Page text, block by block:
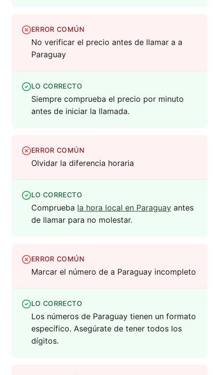
ERROR COMÚN
No verificar el precio antes de llamar a a
Paraguay
LO CORRECTO
Siempre comprueba el precio por minuto
antes de iniciar la llamada.
ERROR COMÚN
Olvidar la diferencia horaria
LO CORRECTO
Comprueba la hora local en Paraguay antes
de llamar para no molestar.
ERROR COMÚN
Marcar el número de a Paraguay incompleto
LO CORRECTO
Los números de Paraguay tienen un formato
específico. Asegúrate de tener todos los
dígitos.